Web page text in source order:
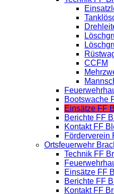
CCFM
Bootswache
Einsätze FF
Berichte FF
Kontakt FF
Förderverein
Ortsfeuerwehr
Technik FF
Einsätze FF
Berichte FF
Kontakt FF